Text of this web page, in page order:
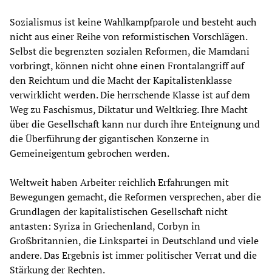
Sozialismus ist keine Wahlkampfparole und besteht auch
nicht aus einer Reihe von reformistischen Vorschlägen.
Selbst die begrenzten sozialen Reformen, die Mamdani
vorbringt, können nicht ohne einen Frontalangriff auf
den Reichtum und die Macht der Kapitalistenklasse
verwirklicht werden. Die herrschende Klasse ist auf dem
Weg zu Faschismus, Diktatur und Weltkrieg. Ihre Macht
über die Gesellschaft kann nur durch ihre Enteignung und
die Überführung der gigantischen Konzerne in
Gemeineigentum gebrochen werden.
Weltweit haben Arbeiter reichlich Erfahrungen mit
Bewegungen gemacht, die Reformen versprechen, aber die
Grundlagen der kapitalistischen Gesellschaft nicht
antasten: Syriza in Griechenland, Corbyn in
Großbritannien, die Linkspartei in Deutschland und viele
andere. Das Ergebnis ist immer politischer Verrat und die
Stärkung der Rechten.